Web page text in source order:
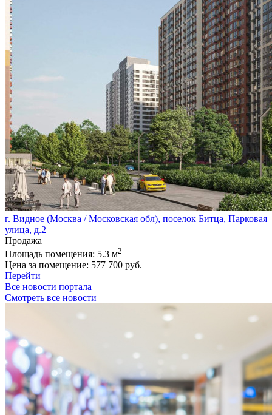
г. Видное (Москва / Московская обл), поселок Битца, Парковая
улица, д.2
Продажа
Площадь помещения: 5.3 м2
Цена за помещение: 577 700 руб.
Перейти
Все новости портала
Смотреть все новости